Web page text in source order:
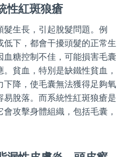
性紅斑狼瘡
髮生長，引起脫髮問題。例
低下，都會干擾頭髮的正常生
血糖控制不佳，可能損害毛囊
貧血，特別是缺鐵性貧血，
下降，使毛囊無法獲得足夠氧
脫落。而系統性紅斑狼瘡是
攻擊身體組織，包括毛囊，